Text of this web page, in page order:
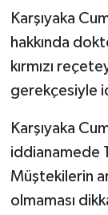
Karşıyaka
hakkında
kırmızı
gerekçesiyle
Karşıyaka
iddianamede
Müştekilerin
olmaması